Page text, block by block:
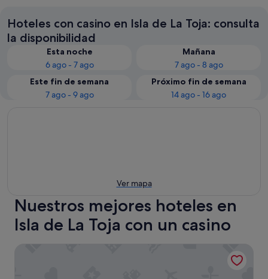
Hoteles con casino en Isla de La Toja: consulta
la disponibilidad
Esta noche
6 ago - 7 ago
Mañana
7 ago - 8 ago
Este fin de semana
7 ago - 9 ago
Próximo fin de semana
14 ago - 16 ago
Ver mapa
Nuestros mejores hoteles en
Isla de La Toja con un casino